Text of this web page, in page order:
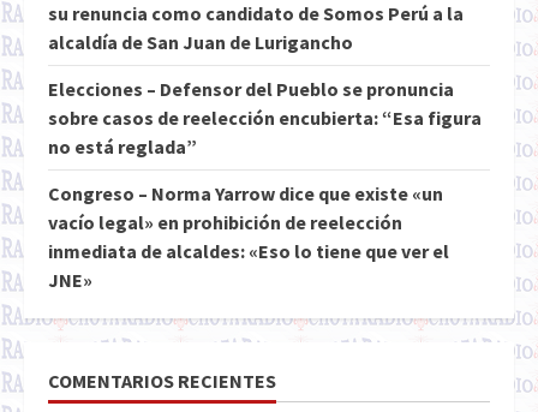
su renuncia como candidato de Somos Perú a la
alcaldía de San Juan de Lurigancho
Elecciones – Defensor del Pueblo se pronuncia
sobre casos de reelección encubierta: “Esa figura
no está reglada”
Congreso – Norma Yarrow dice que existe «un
vacío legal» en prohibición de reelección
inmediata de alcaldes: «Eso lo tiene que ver el
JNE»
COMENTARIOS RECIENTES